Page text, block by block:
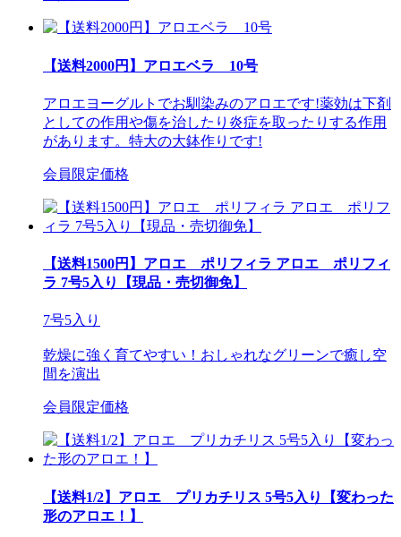
【送料2000円】アロエベラ 10号
アロエヨーグルトでお馴染みのアロエです!薬効は下剤
としての作用や傷を治したり炎症を取ったりする作用
があります。特大の大鉢作りです!
会員限定価格
【送料1500円】アロエ ポリフィラ アロエ ポリフィ
ラ 7号5入り【現品・売切御免】
7号5入り
乾燥に強く育てやすい！おしゃれなグリーンで癒し空
間を演出
会員限定価格
【送料1/2】アロエ プリカチリス 5号5入り【変わった
形のアロエ！】